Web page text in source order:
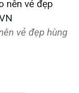
vẻ đẹp hùng